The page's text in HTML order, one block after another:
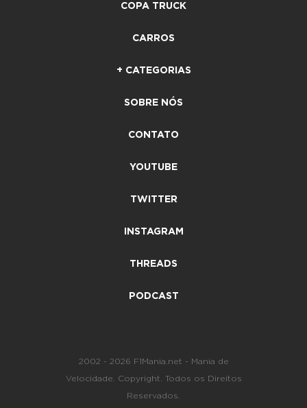
COPA TRUCK
CARROS
+ CATEGORIAS
SOBRE NÓS
CONTATO
YOUTUBE
TWITTER
INSTAGRAM
THREADS
PODCAST
2002 - 2026 F1Mania.net - Mania de
Velocidade. Copyright. Todos os Direitos
Reservados.